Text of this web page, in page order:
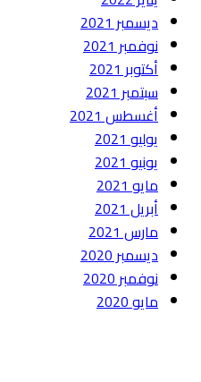
ديسمبر 2021
نوفمبر 2021
أكتوبر 2021
سبتمبر 2021
أغسطس 2021
يوليو 2021
يونيو 2021
مايو 2021
أبريل 2021
مارس 2021
ديسمبر 2020
نوفمبر 2020
مايو 2020